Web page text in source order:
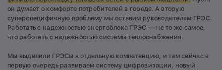
он думает о комфорте потребителей в городе. А вторую
суперспецифичную проблему мы оставим руководителям ГРЭС.
Работать с надежностью энергоблока ГРЭС — не то же самое,
что работать с надежностью системы теплоснабжения.
Мы выделили ГРЭСы в отдельную компетенцию, и там сейчас в
первую очередь развиваем систему цифровизации, новый